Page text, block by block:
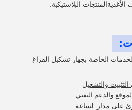
البلاستيكية.
الخاصة بجهاز تشكيل الفراغ
والتشغيل
والدعم التقني
على مدار الساعة